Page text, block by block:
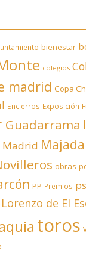
bienestar
colegios
madrid Copa
Encierros Exposición
Guadarrama
Madrid
obras
PP Premios
Lorenzo de El
toros